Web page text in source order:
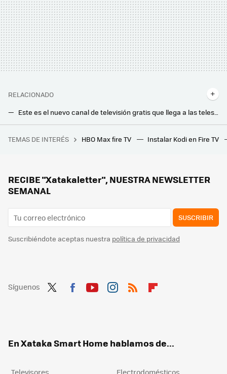
RELACIONADO
Este es el nuevo canal de televisión gratis que llega a las teles de LG. Así puedes verlo incluso en Smart TV de otras marcas
LG esconde un secreto en YouTube: tiene las mejores demos 4K HDR con sonido 5.1 para probar tu Smart TV y barra de sonido
Ni relojes ni anillos inteligentes, este gadget quiere ser el dispositivo de salud definitivo. Se conecta al móvil y permite hacer hasta cuatro pruebas médicas
TEMAS DE INTERÉS HBO Max fire TV Instalar Kodi en Fire TV
RECIBE "Xatakaletter", NUESTRA NEWSLETTER
SEMANAL
SUSCRIBIR
Suscribiéndote aceptas nuestra política de privacidad
Síguenos
En Xataka Smart Home hablamos de...